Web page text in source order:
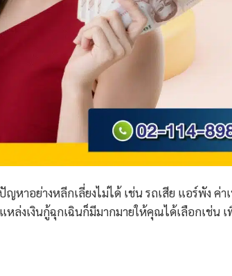
หาอย่างหลีกเลี่ยงไม่ได้ เช่น รถเสีย แอร์พัง ค่า
ล่งเงินกู้ฉุกเฉินก็มีมากมายให้คุณได้เลือกเช่น